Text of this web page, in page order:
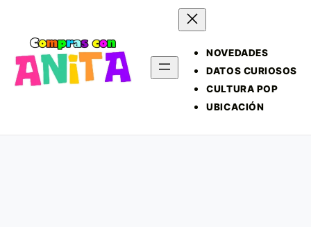
NOVEDADES
DATOS CURIOSOS
CULTURA POP
UBICACIÓN